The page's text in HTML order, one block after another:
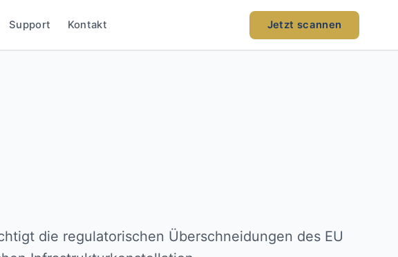
Support Kontakt Jetzt scannen
die regulatorischen Überschneidungen des EU